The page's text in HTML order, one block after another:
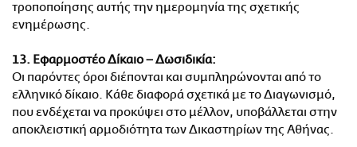
τροποποίησης αυτής την ημερομηνία της σχετικής
ενημέρωσης.
13. Εφαρμοστέο Δίκαιο – Δωσιδικία:
Οι παρόντες όροι διέπονται και συμπληρώνονται από το
ελληνικό δίκαιο. Κάθε διαφορά σχετικά με το Διαγωνισμό,
που ενδέχεται να προκύψει στο μέλλον, υποβάλλεται στην
αποκλειστική αρμοδιότητα των Δικαστηρίων της Αθήνας.